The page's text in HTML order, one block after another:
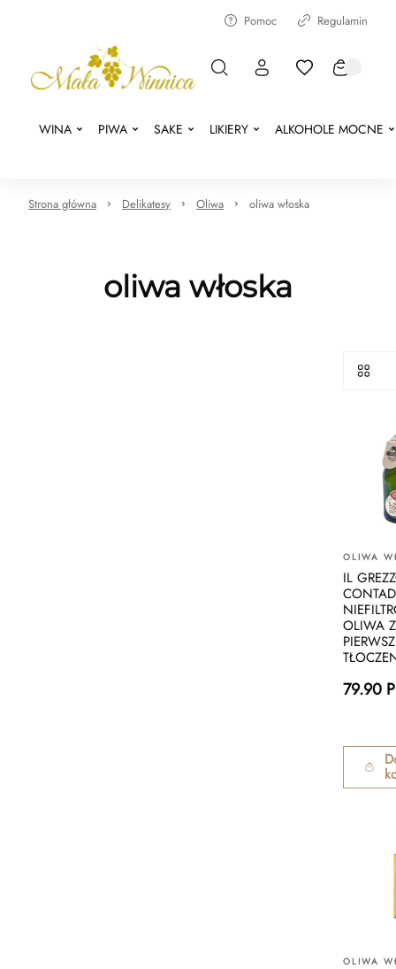
Pomoc Regulamin
WINA PIWA SAKE LIKIERY ALKOHOLE MOCNE
Strona główna Delikatesy Oliwa oliwa włoska
oliwa włoska
OLIWA
IL
OLIWA
79.90
OLIWA